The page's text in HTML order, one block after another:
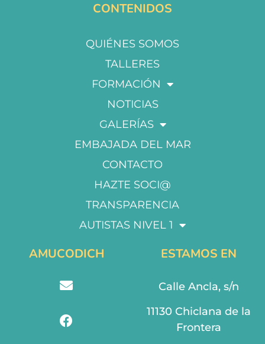
CONTENIDOS
QUIÉNES SOMOS
TALLERES
FORMACIÓN
NOTICIAS
GALERÍAS
EMBAJADA DEL MAR
CONTACTO
HAZTE SOCI@
TRANSPARENCIA
AUTISTAS NIVEL 1
AMUCODICH ESTAMOS EN
Calle Ancla, s/n
11130 Chiclana de la
Frontera